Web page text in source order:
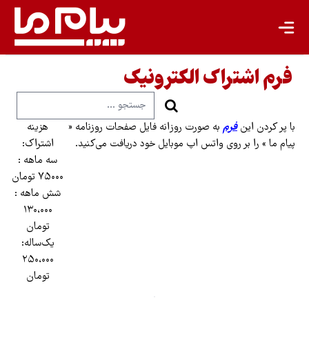
گردشگری پایدار
معیشت پایدار
فرم اشتراک الکترونیک
با پر کردن اینفرم به صورت روزانه فایل صفحات روزنامه «
پیام‌ ما » را بر روی واتس اپ موبایل خود دریافت می‌کنید.
هزینه
اشتراک:
سه ماهه :
۷۵۰۰۰ تومان
شش ماهه :
۱۳۰،۰۰۰
تومان
یک‌ساله:
۲۵۰،۰۰۰
تومان